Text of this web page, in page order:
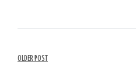
Navegação
OLDER POST